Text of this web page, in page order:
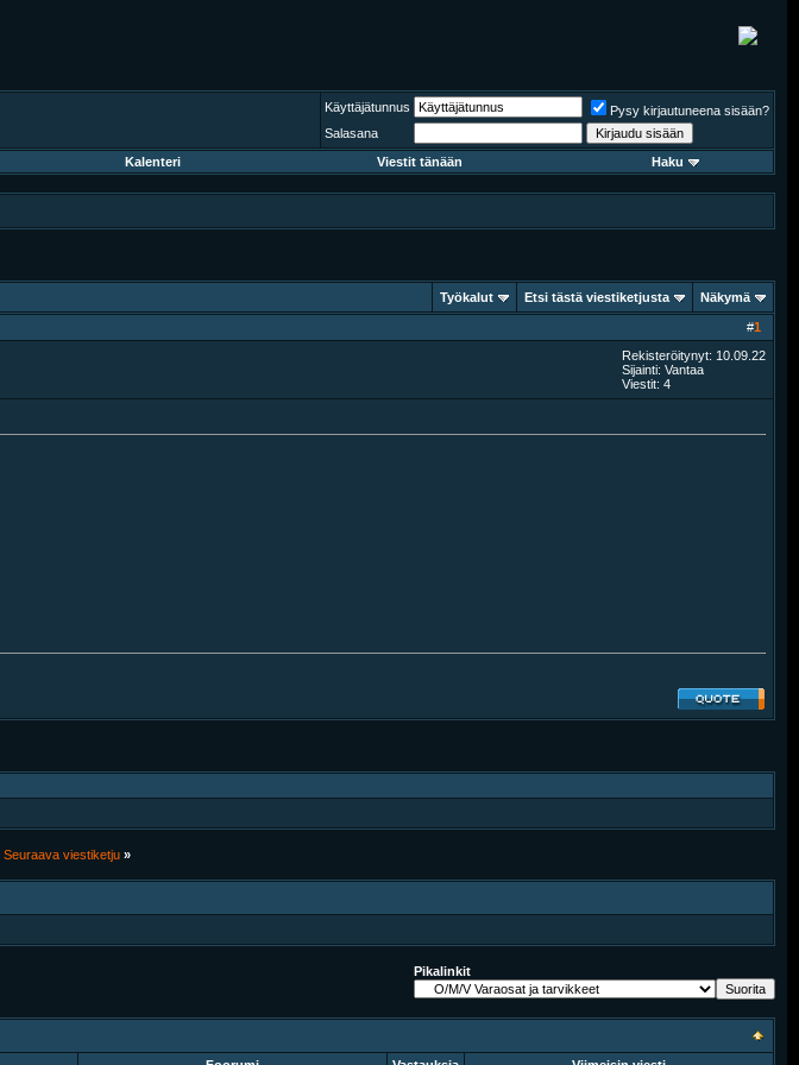
Käyttäjätunnus
Pysy kirjautuneena sisään?
Salasana
Kalenteri Viestit tänään Haku
Työkalut Etsi tästä viestiketjusta Näkymä
#1
Rekisteröitynyt: 10.09.22
Sijainti: Vantaa
Viestit: 4
Seuraava viestiketju »
Pikalinkit